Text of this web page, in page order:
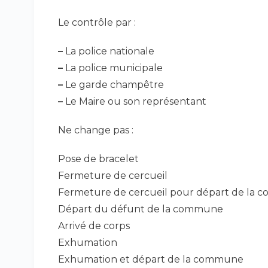
Le contrôle par :
– La police nationale
– La police municipale
– Le garde champêtre
– Le Maire ou son représentant
Ne change pas :
Pose de bracelet
Fermeture de cercueil
Fermeture de cercueil pour départ de la
Départ du défunt de la commune
Arrivé de corps
Exhumation
Exhumation et départ de la commune